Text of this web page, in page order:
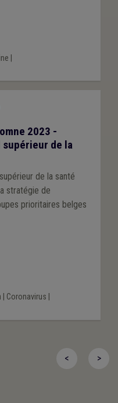
des personnes
2023 -
supérieur de la
de la santé
stratégie de
prioritaires belges
Coronavirus
< >